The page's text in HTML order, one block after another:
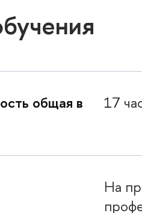
общая
17
На